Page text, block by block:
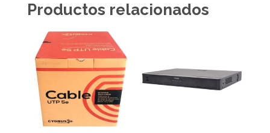
Productos relacionados